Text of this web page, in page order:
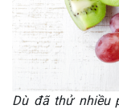
Dù đã thử nhiều